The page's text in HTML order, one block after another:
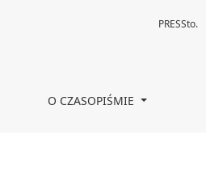
O CZASOPIŚMIE
PRESSto.